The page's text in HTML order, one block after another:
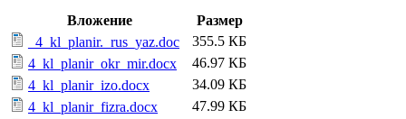
Вложение
Размер
_4_kl_planir._rus_yaz.doc
355.5 КБ
4_kl_planir_okr_mir.docx
46.97 КБ
4_kl_planir_izo.docx
34.09 КБ
4_kl_planir_fizra.docx
47.99 КБ